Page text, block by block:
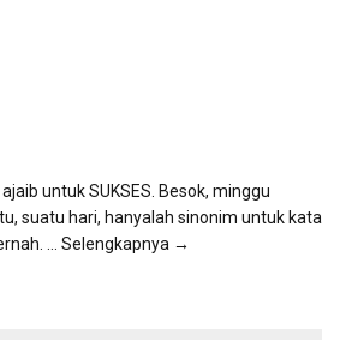
untuk SUKSES. Besok, minggu
suatu hari, hanyalah sinonim untuk kata
... Selengkapnya →